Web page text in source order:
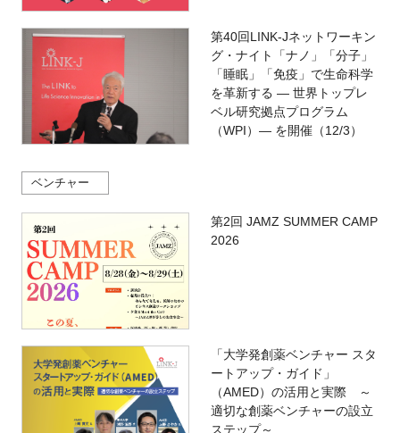
第40回LINK-Jネットワーキン
グ・ナイト「ナノ」「分子」
「睡眠」「免疫」で生命科学
を革新する ― 世界トップレ
ベル研究拠点プログラム
（WPI）― を開催（12/3）
ベンチャー
第2回 JAMZ SUMMER CAMP
2026
「大学発創薬ベンチャー スタ
ートアップ・ガイド」
（AMED）の活用と実際 ～
適切な創薬ベンチャーの設立
ステップ～